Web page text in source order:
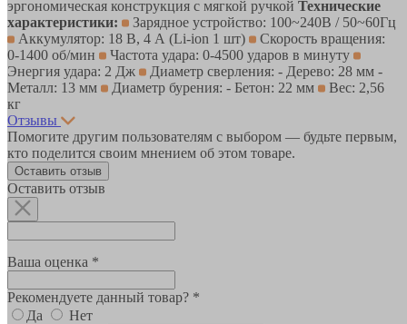
эргономическая конструкция с мягкой ручкой Технические
характеристики:
Зарядное устройство: 100~240В / 50~60Гц
Аккумулятор: 18 В, 4 А (Li-ion 1 шт)
Скорость вращения:
0-1400 об/мин
Частота удара: 0-4500 ударов в минуту
Энергия удара: 2 Дж
Диаметр сверления: - Дерево: 28 мм -
Металл: 13 мм
Диаметр бурения: - Бетон: 22 мм
Вес: 2,56
кг
Отзывы
Помогите другим пользователям с выбором — будьте первым,
кто поделится своим мнением об этом товаре.
Оставить отзыв
Оставить отзыв
Ваша оценка *
Рекомендуете данный товар? *
Да
Нет